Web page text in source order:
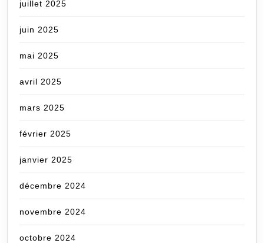
juillet 2025
juin 2025
mai 2025
avril 2025
mars 2025
février 2025
janvier 2025
décembre 2024
novembre 2024
octobre 2024